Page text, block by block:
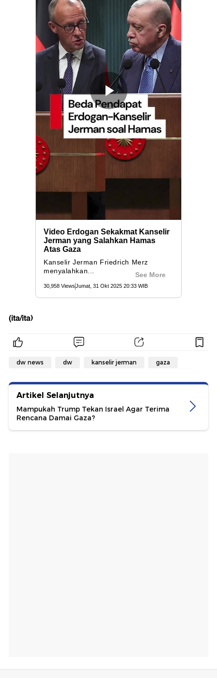
(ita/ita)
dw news dw kanselir jerman gaza
Artikel Selanjutnya
Mampukah Trump Tekan Israel Agar Terima
Rencana Damai Gaza?